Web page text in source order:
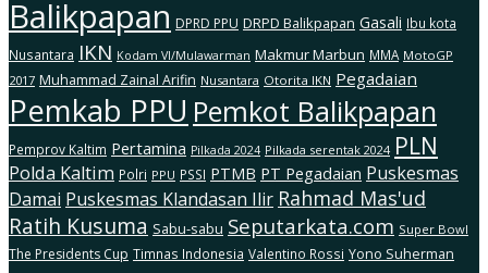
Balikpapan DPRD PPU DRPD Balikpapan Gasali Ibu kota
Nusantara IKN Kodam Vl/Mulawarman Makmur Marbun MMA MotoGP
2017 Muhammad Zainal Arifin Nusantara Otorita IKN Pegadaian
Pemkab PPU Pemkot Balikpapan
Pemprov Kaltim Pertamina Pilkada 2024 Pilkada serentak 2024 PLN
Polda Kaltim Polri PPU PSSI PTMB PT Pegadaian Puskesmas
Damai Puskesmas Klandasan Ilir Rahmad Mas'ud
Ratih Kusuma Sabu-sabu Seputarkata.com Super Bowl
The Presidents Cup Timnas Indonesia Valentino Rossi Yono Suherman